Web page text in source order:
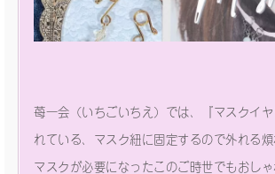
苺一会（いちごいちえ）では、『マスクイ
れている、マスク紐に固定するので外れる煩
マスクが必要になったこのご時世でもおし